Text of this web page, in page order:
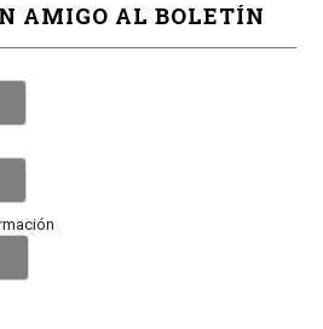
AMIGO AL BOLETÍN